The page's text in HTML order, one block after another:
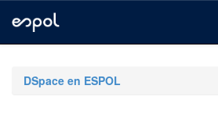
navigationDSpace en ESPOL